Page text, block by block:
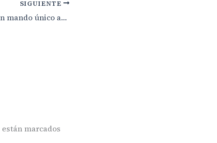
SIGUIENTE
Clavijo reclama un mando único ante el crecimiento de inmigrantes en Canarias
marcados